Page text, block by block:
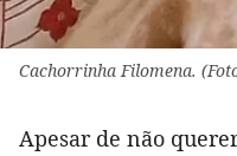
Cachorrinha Filomena.
Apesar de não